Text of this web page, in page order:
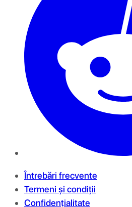
Întrebări frecvente
Termeni și condiții
Confidențialitate